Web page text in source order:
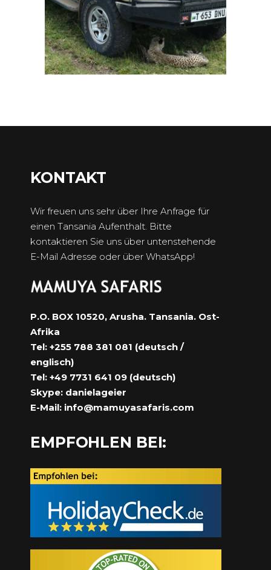
KONTAKT
Wir freuen uns sehr über Ihre Anfrage für
einen Tansania Aufenthalt. Bitte
kontaktieren Sie uns über untenstehende
E-Mail Adresse oder über WhatsApp!
P.O. BOX 10520, Arusha. Tansania. Ost-
Afrika
Tel: +255 788 381 081 (deutsch /
englisch)
Tel: +49 7731 641 09 (deutsch)
Skype: danielageier
E-Mail: info@mamuyasafaris.com
EMPFOHLEN BEI: